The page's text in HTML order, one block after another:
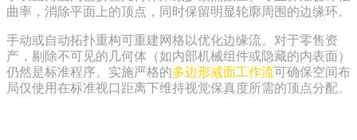
曲率，消除平面上的顶点，同时保留明显轮廓周围的边缘环。
手动或自动拓扑重构可重建网格以优化边缘流。对于零售资
产，剔除不可见的几何体（如内部机械组件或隐藏的内表面）
仍然是标准程序。实施严格的多边形减面工作流可确保空间布
局仅使用在标准视口距离下维持视觉保真度所需的顶点分配。